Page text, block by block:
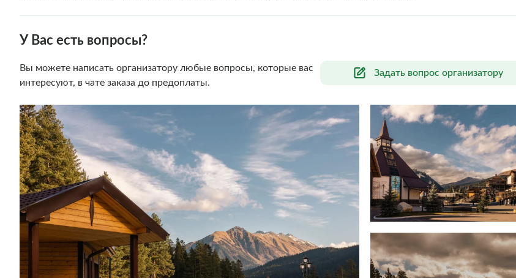
У Вас есть вопросы?
Задать вопрос организатору
Вы можете написать организатору любые вопросы, которые вас
интересуют, в чате заказа до предоплаты.